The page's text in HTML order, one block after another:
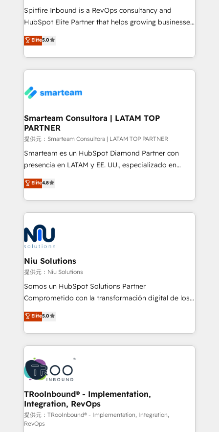
Spitfire Inbound is a RevOps consultancy and
HubSpot Elite Partner that helps growing businesses
design predictable, scalable revenue-driving
strategies. With offices in South Africa and London,
we take a RevOps-led approach that aligns sales,
marketing & service, breaks down silos, and gives
confidence. We deliver end to end strategy and
and technology around a single source of truth to
support sustainable growth and better decision-
making. Working with clients locally and globally, our
expertise includes HubSpot onboarding and CRM
implementation, automation, sales and customer
and data-driven campaigns. Winners of the first
Global HEART Award, Yamini Rogan, CEO of
Connect with us to see how we can do better and be
better together 🏆
Elite5.0
Smarteam Consultora | LATAM TOP
PARTNER
提供元：Smarteam Consultora | LATAM TOP PARTNER
Smarteam es un HubSpot Diamond Partner con
presencia en LATAM y EE. UU., especializado en
implementaciones de HubSpot, integraciones API y
optimización de procesos comerciales con IA. Con
más de 6 años de experiencia, hemos liderado 100+
implementaciones conectando HubSpot con SAP,
ERPs, e-commerce, plataformas financieras,
WhatsApp y sistemas logísticos. Nuestro equipo
multicultural trabaja en español, inglés y portugués,
uniendo visión estratégica y excelencia técnica para
generar resultados medibles. Apoyamos a empresas
de construcción, educación, tecnología, retail, e-
commerce, salud, financieras, seguros y servicios,
tomar decisiones basadas en datos. 🌎 Highlights:
5+ años como partner HubSpot 100+
LATAM 2025 🏆 Impulsamos crecimiento con CRM +
IA en múltiples industrias. 👉 ¿Listo para transformar
Elite4.8
Niu Solutions
提供元：Niu Solutions
Somos un HubSpot Solutions Partner
Comprometido con la transformación digital de los
procesos comerciales de las empresas en
Latinoamérica, con un enfoque en Marketing, Ventas
y Servicio al Cliente. Somos un equipo de trabajo
multidisciplinario de alto rendimiento, con
conocimiento y experiencia enfocado en: 1.
Optimizar la eficiencia operativa de nuestros
clientes 2. Mejorar la experiencia del cliente 3.
Asegurar resultados medibles Nos especializamos
en bancos, seguros, e-commerce, Desarrolladores
Inmobiliarios y Empresas Distribuidoras de
Productos
Elite5.0
TRooInbound® - Implementation,
Integration, RevOps
提供元：TRooInbound® - Implementation, Integration,
RevOps